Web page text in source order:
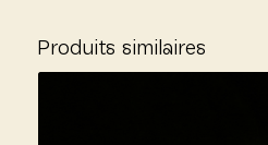
Produits similaires